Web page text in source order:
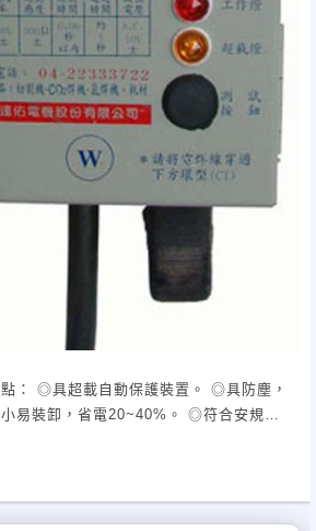
： ◎具超載自動保護裝置。 ◎具防塵，
易裝卸，省電20~40%。 ◎符合安規
之問題。 ※可依個人需求訂製電壓、電壓